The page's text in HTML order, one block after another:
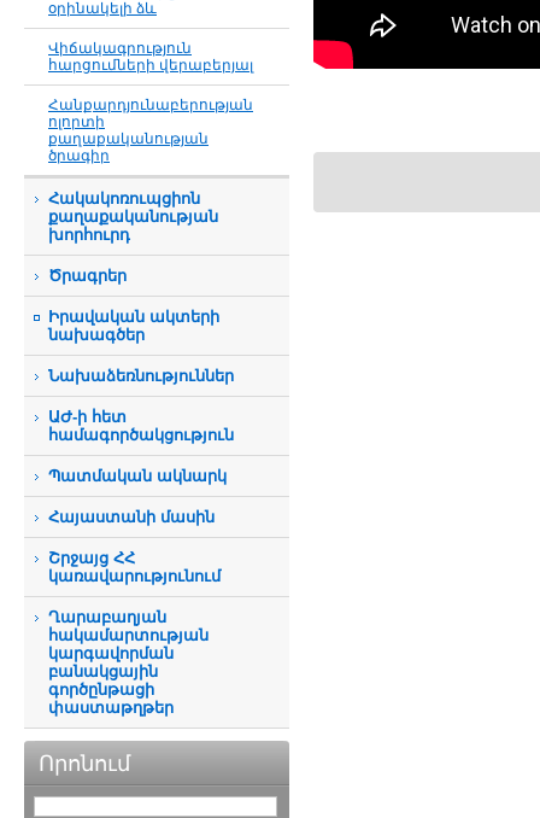
օրինակելի ձև
Վիճակագրություն
հարցումների վերաբերյալ
Հանքարդյունաբերության
ոլորտի
քաղաքականության
ծրագիր
Հակակոռուպցիոն
քաղաքականության
խորհուրդ
Ծրագրեր
Իրավական ակտերի
նախագծեր
Նախաձեռնություններ
ԱԺ-ի հետ
համագործակցություն
Պատմական ակնարկ
Հայաստանի մասին
Շրջայց ՀՀ
կառավարությունում
Ղարաբաղյան
հակամարտության
կարգավորման
բանակցային
գործընթացի
փաստաթղթեր
Որոնում